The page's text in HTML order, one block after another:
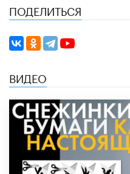
ПОДЕЛИТЬСЯ
ВИДЕО